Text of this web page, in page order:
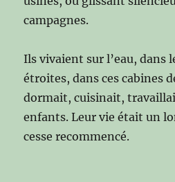
campagnes.
Ils vivaient sur l’eau, dans
étroites, dans ces cabines
dormait, cuisinait,
enfants. Leur vie était un
cesse recommencé.